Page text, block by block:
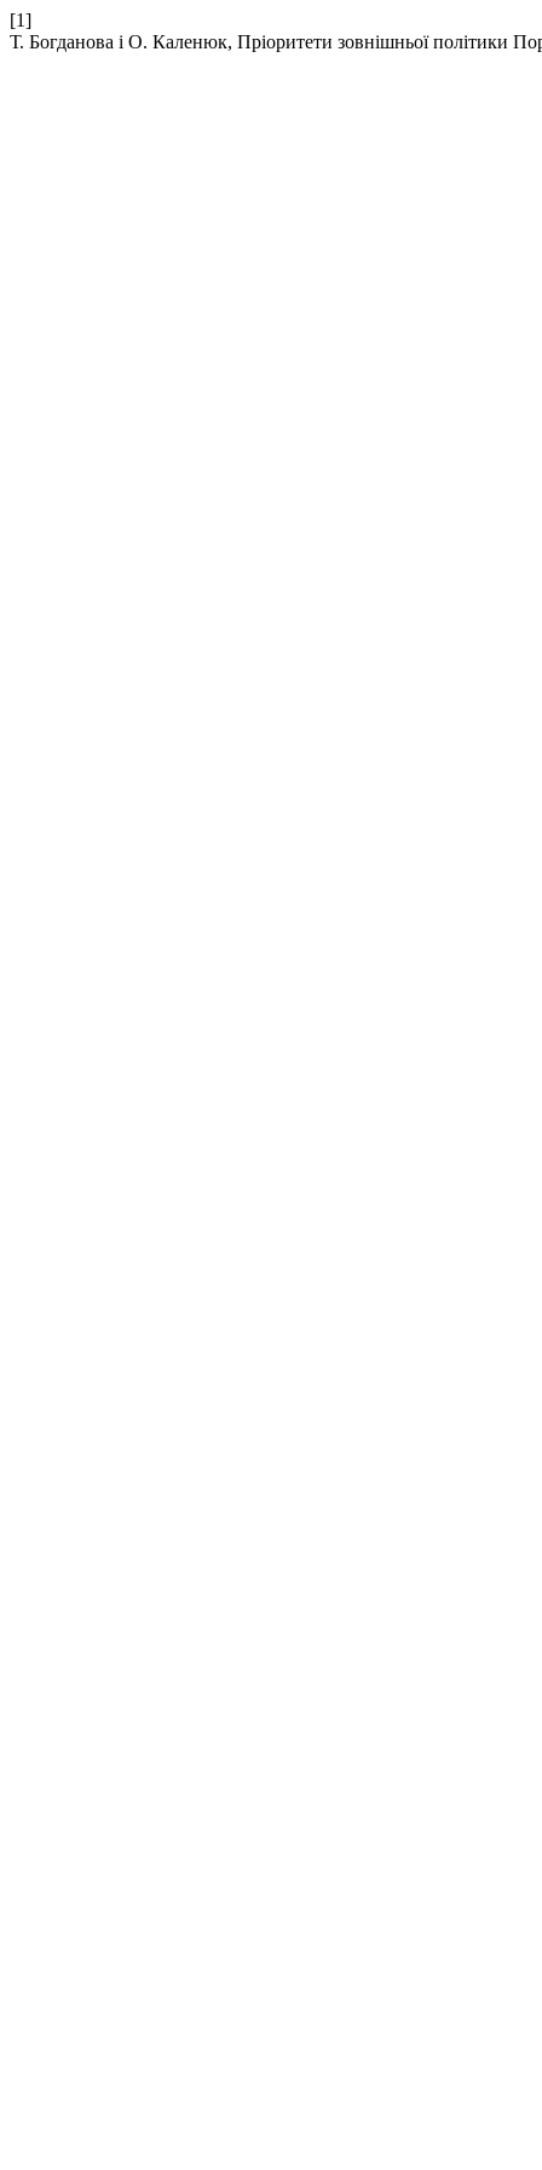
[1]
Т. Богданова і О. Каленюк, Пріоритети зовнішньої політики